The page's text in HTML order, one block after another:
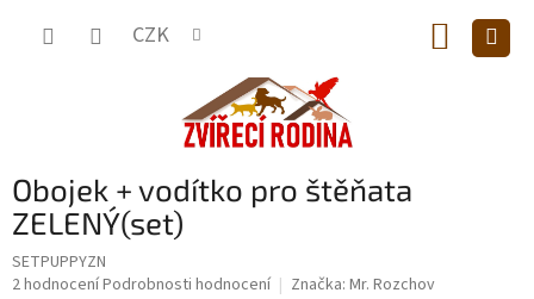
CZK
KOŠÍK
Obojek + vodítko pro štěňata
ZELENÝ(set)
SETPUPPYZN
Průměrné
2 hodnoceníPodrobnosti hodnocení Značka: Mr. Rozchov